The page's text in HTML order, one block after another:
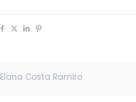
Elana Costa Ramiro